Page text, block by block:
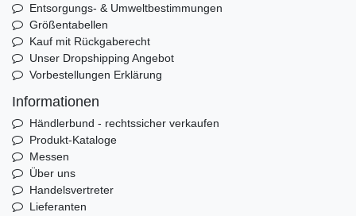
Entsorgungs- & Umweltbestimmungen
Größentabellen
Kauf mit Rückgaberecht
Unser Dropshipping Angebot
Vorbestellungen Erklärung
Informationen
Händlerbund - rechtssicher verkaufen
Produkt-Kataloge
Messen
Über uns
Handelsvertreter
Lieferanten